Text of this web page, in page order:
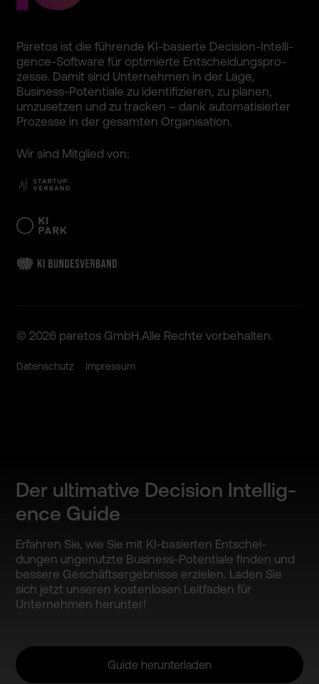
Paretos ist die führende KI-basie­rte Decision­-Intelli­
gence-So­ftware für optimier­te Entschei­dungspro­
zesse. Damit sind Unterneh­men in der Lage,
Business­-Potenti­ale zu identifi­zieren, zu planen,
umzusetz­en und zu tracken – dank automati­sierter
Prozesse in der gesamten Organisa­tion.
Wir sind Mitglied von:
© 2026 paretos GmbH.Alle Rechte vorbehal­ten.
Datenschutz Impressum
Der ultimati­ve Decision Intellig­
ence Guide
Erfahren Sie, wie Sie mit KI-basie­rten Entschei­
dungen ungenutz­te Business­-Potenti­ale finden und
bessere Geschäft­sergebni­sse erzielen­. Laden Sie
sich jetzt unseren kostenlo­sen Leitfade­n für
Unterneh­men herunter­!
Guide herunterladen